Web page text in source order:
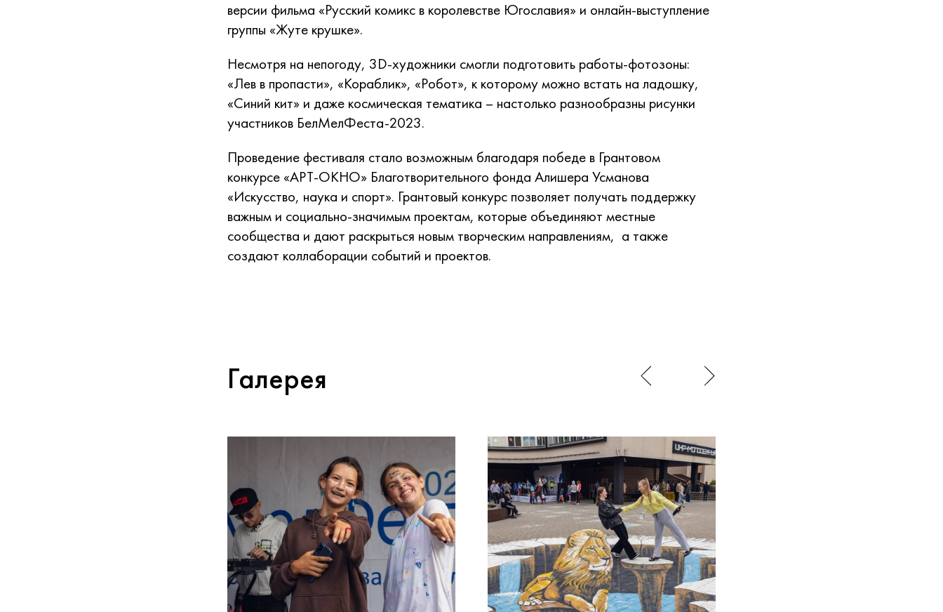
версии фильма «Русский комикс в королевстве Югославия» и онлайн-выступление
группы «Жуте крушке».
Несмотря на непогоду, 3D-художники смогли подготовить работы-фотозоны:
«Лев в пропасти», «Кораблик», «Робот», к которому можно встать на ладошку,
«Синий кит» и даже космическая тематика – настолько разнообразны рисунки
участников БелМелФеста-2023.
Проведение фестиваля стало возможным благодаря победе в Грантовом
конкурсе «АРТ-ОКНО» Благотворительного фонда Алишера Усманова
«Искусство, наука и спорт». Грантовый конкурс позволяет получать поддержку
важным и социально-значимым проектам, которые объединяют местные
сообщества и дают раскрыться новым творческим направлениям, а также
создают коллаборации событий и проектов.
Галерея